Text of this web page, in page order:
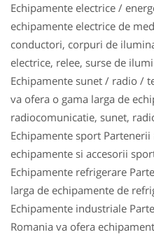
Echipamente electrice /
echipamente electrice de
conductori, corpuri de
electrice, relee, surse de
Echipamente sunet / radio /
va ofera o gama larga de
radiocomunicatie, sunet,
Echipamente sport
echipamente si accesorii
Echipamente refrigerare
larga de echipamente de
Echipamente industriale
Romania va ofera